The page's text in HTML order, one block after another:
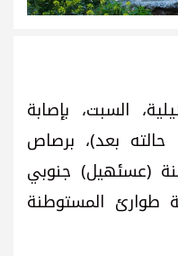
السبت، بإصابة
بعد)، برصاص
(عسئهيل) جنوبي
طوارئ المستوطنة